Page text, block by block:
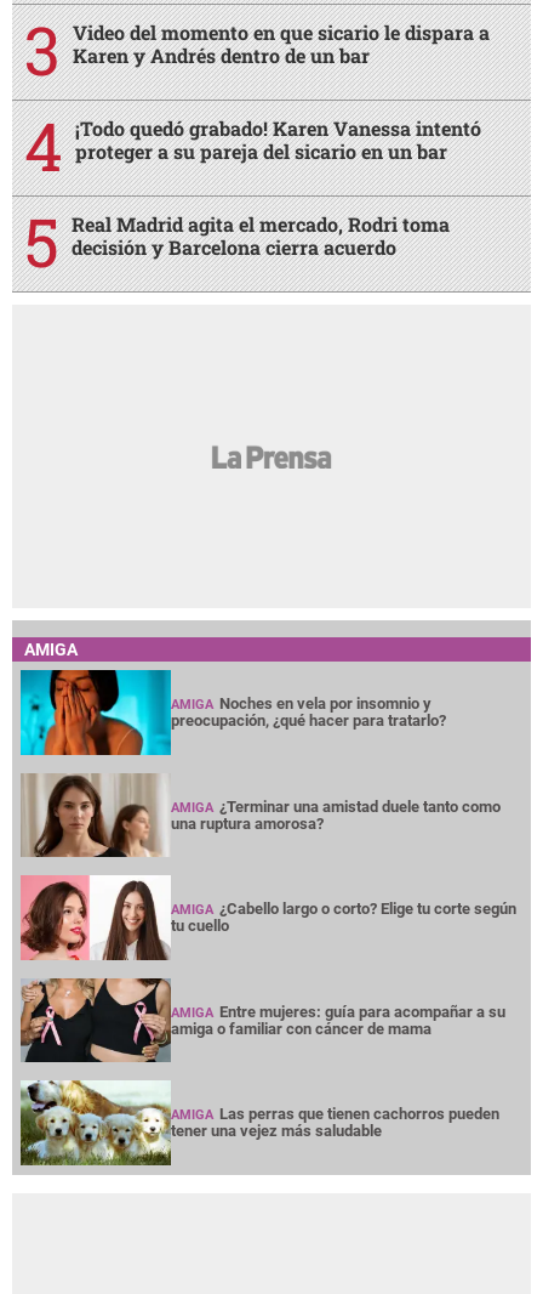
Video del momento en que sicario le dispara a
Karen y Andrés dentro de un bar
¡Todo quedó grabado! Karen Vanessa intentó
proteger a su pareja del sicario en un bar
Real Madrid agita el mercado, Rodri toma
decisión y Barcelona cierra acuerdo
AMIGA
AMIGA Noches en vela por insomnio y
preocupación, ¿qué hacer para tratarlo?
AMIGA ¿Terminar una amistad duele tanto como
una ruptura amorosa?
AMIGA ¿Cabello largo o corto? Elige tu corte según
tu cuello
AMIGA Entre mujeres: guía para acompañar a su
amiga o familiar con cáncer de mama
AMIGA Las perras que tienen cachorros pueden
tener una vejez más saludable